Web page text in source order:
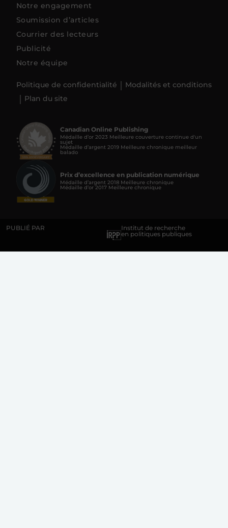
Notre engagement
Soumission d’articles
Courrier des lecteurs
Publicité
Notre équipe
Politique de confidentialité
Modalités et conditions
Plan du site
Canadian Online Publishing
Médaille d’or 2023 Meilleure couverture continue d'un
sujet
Médaille d’argent 2019 Meilleure chronique meilleur
balado
Prix d’excellence en publication numérique
Médaille d’argent 2018 Meilleure chronique
Médaille d’or 2017 Meilleure chronique
PUBLIÉ PAR
Institut de recherche
en politiques publiques